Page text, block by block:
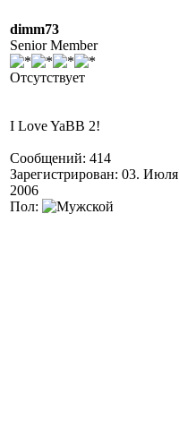
dimm73
Senior Member
Отсутствует
I Love YaBB 2!
Сообщений: 414
Зарегистрирован: 03. Июля
2006
Пол: